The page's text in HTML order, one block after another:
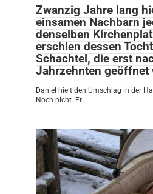
Zwanzig Jahre lang
einsamen Nachbarn
denselben
erschien dessen
Schachtel, die erst
Jahrzehnten geöffnet
Daniel hielt den Umschlag in der
Noch nicht. Er